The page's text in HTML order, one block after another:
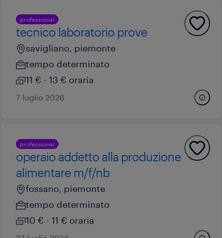
professional
tecnico laboratorio prove
savigliano, piemonte
tempo determinato
11 € - 13 € oraria
7 luglio 2026
professional
operaio addetto alla produzione
alimentare m/f/nb
fossano, piemonte
tempo determinato
10 € - 11 € oraria